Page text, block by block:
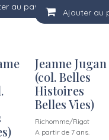
au panier
Ajouter au
Jeanne Jugan
(col. Belles
Histoires
Belles Vies)
Richomme/Rigot
A partir de 7 ans.